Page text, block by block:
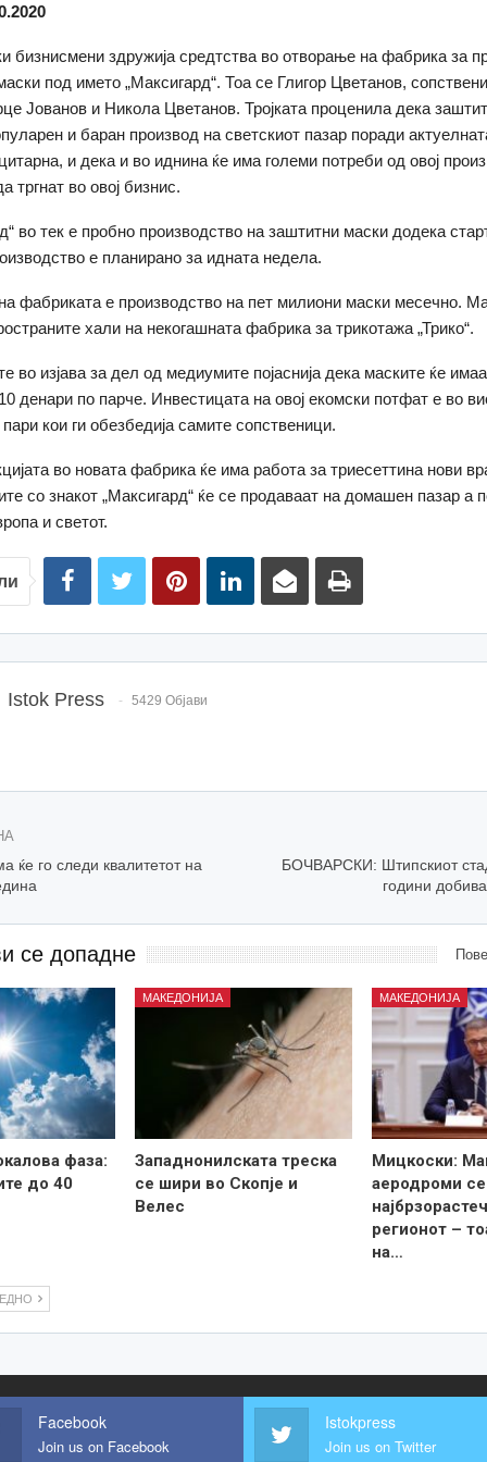
бизнисмени здружија средтства во отворање на фабрика за
под името „Максигард“. Тоа се Глигор Цветанов,
Јованов и Никола Цветанов. Тројката проценила дека
и баран производ на светскиот пазар поради
и дека и во иднина ќе има големи потреби од овој
тргнат во овој бизнис.
во тек е пробно производство на заштитни маски додека
е планирано за идната недела.
фабриката е производство на пет милиони маски месечно.
хали на некогашната фабрика за трикотажа „Трико“.
во изјава за дел од медиумите појаснија дека маските ќе
денари по парче. Инвестицата на овој екомски потфат е во
кои ги обезбедија самите сопственици.
во новата фабрика ќе има работа за триесеттина нови
со знакот „Максигард“ ќе се продаваат на домашен пазар а
и светот.
Istok Press 5429 Објави
го следи квалитетот на
БОЧВАРСКИ: Штипскиот
години
се допадне
фаза:
до 40
МАКЕДОНИЈА
Западнонилската треска
се шири во Скопје и
Велес
МАКЕДОНИЈА
Мицкоски:
аеродроми се
регионот –
на…
Facebook
Join us on Facebook
Istokpress
Join us on Twitter